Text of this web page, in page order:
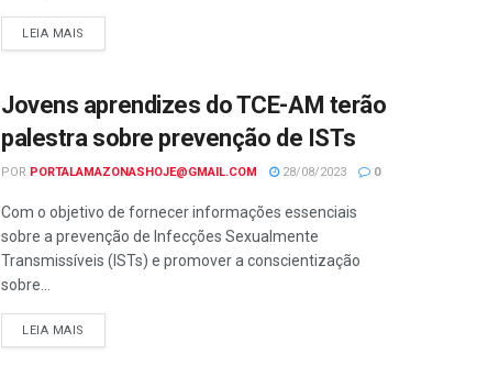
LEIA MAIS
Jovens aprendizes do TCE-AM terão
palestra sobre prevenção de ISTs
POR PORTALAMAZONASHOJE@GMAIL.COM 28/08/2023 0
Com o objetivo de fornecer informações essenciais
sobre a prevenção de Infecções Sexualmente
Transmissíveis (ISTs) e promover a conscientização
sobre...
LEIA MAIS